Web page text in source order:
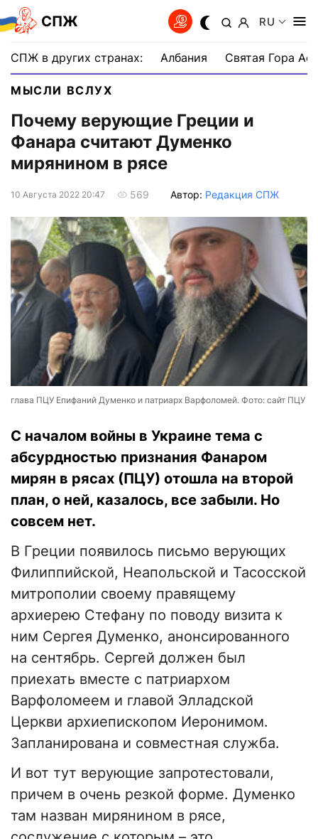
СПЖ RU
СПЖ в других странах: Албания Святая Гора
МЫСЛИ ВСЛУХ
Почему верующие Греции и
Фанара считают Думенко
мирянином в рясе
10 Августа 2022 20:47 569 Автор: Редакция СПЖ
глава ПЦУ Епифаний Думенко и патриарх Варфоломей. Фото: сайт ПЦУ
С началом войны в Украине тема с
абсурдностью признания Фанаром
мирян в рясах (ПЦУ) отошла на второй
план, о ней, казалось, все забыли. Но
совсем нет.
В Греции появилось письмо верующих
Филиппийской, Неапольской и Тасосской
митрополии своему правящему
архиерею Стефану по поводу визита к
ним Сергея Думенко, анонсированного
на сентябрь. Сергей должен был
приехать вместе с патриархом
Варфоломеем и главой Элладской
Церкви архиепископом Иеронимом.
Запланирована и совместная служба.
И вот тут верующие запротестовали,
причем в очень резкой форме. Думенко
там назван мирянином в рясе,